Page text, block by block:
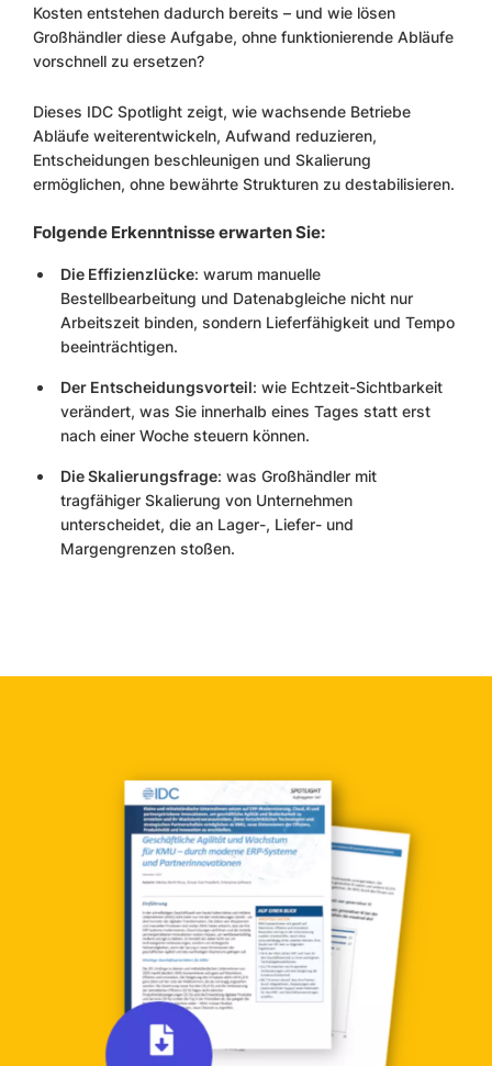
Kosten entstehen dadurch bereits – und wie lösen
Großhändler diese Aufgabe, ohne funktionierende Abläufe
vorschnell zu ersetzen?
Dieses IDC Spotlight zeigt, wie wachsende Betriebe
Abläufe weiterentwickeln, Aufwand reduzieren,
Entscheidungen beschleunigen und Skalierung
ermöglichen, ohne bewährte Strukturen zu destabilisieren.
Folgende Erkenntnisse erwarten Sie:
Die Effizienzlücke: warum manuelle
Bestellbearbeitung und Datenabgleiche nicht nur
Arbeitszeit binden, sondern Lieferfähigkeit und Tempo
beeinträchtigen.
Der Entscheidungsvorteil: wie Echtzeit-Sichtbarkeit
verändert, was Sie innerhalb eines Tages statt erst
nach einer Woche steuern können.
Die Skalierungsfrage: was Großhändler mit
tragfähiger Skalierung von Unternehmen
unterscheidet, die an Lager-, Liefer- und
Margengrenzen stoßen.